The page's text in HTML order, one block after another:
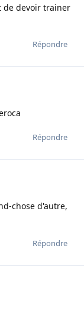
de devoir trainer
Répondre
Répondre
chose d'autre,
Répondre